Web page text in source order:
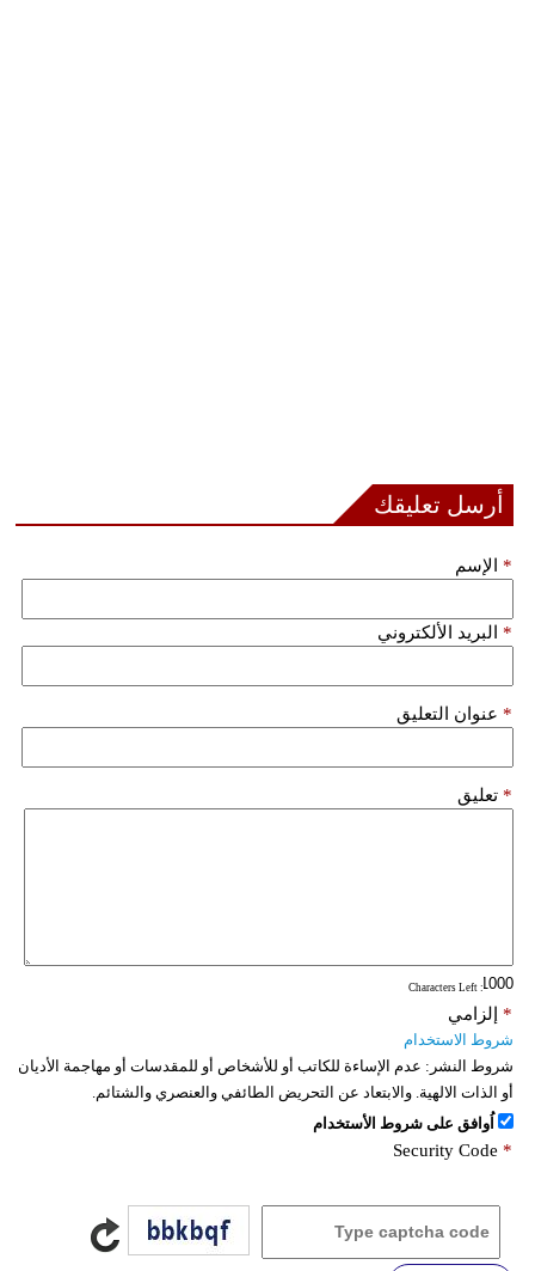
أرسل تعليقك
الإسم *
البريد الألكتروني *
عنوان التعليق *
تعليق *
: Characters Left
إلزامي *
شروط الاستخدام
شروط النشر: عدم الإساءة للكاتب أو للأشخاص أو للمقدسات أو مهاجمة الأديان
أو الذات الالهية. والابتعاد عن التحريض الطائفي والعنصري والشتائم.
اُوافق على شروط الأستخدام
Security Code *